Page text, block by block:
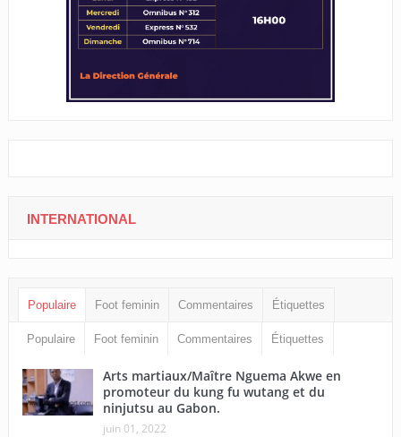
INTERNATIONAL
Populaire Foot feminin Commentaires Étiquettes
Populaire Foot feminin Commentaires Étiquettes
Arts martiaux/Maître Nguema Akwe en
promoteur du kung fu wutang et du
ninjutsu au Gabon.
juin 01, 2022